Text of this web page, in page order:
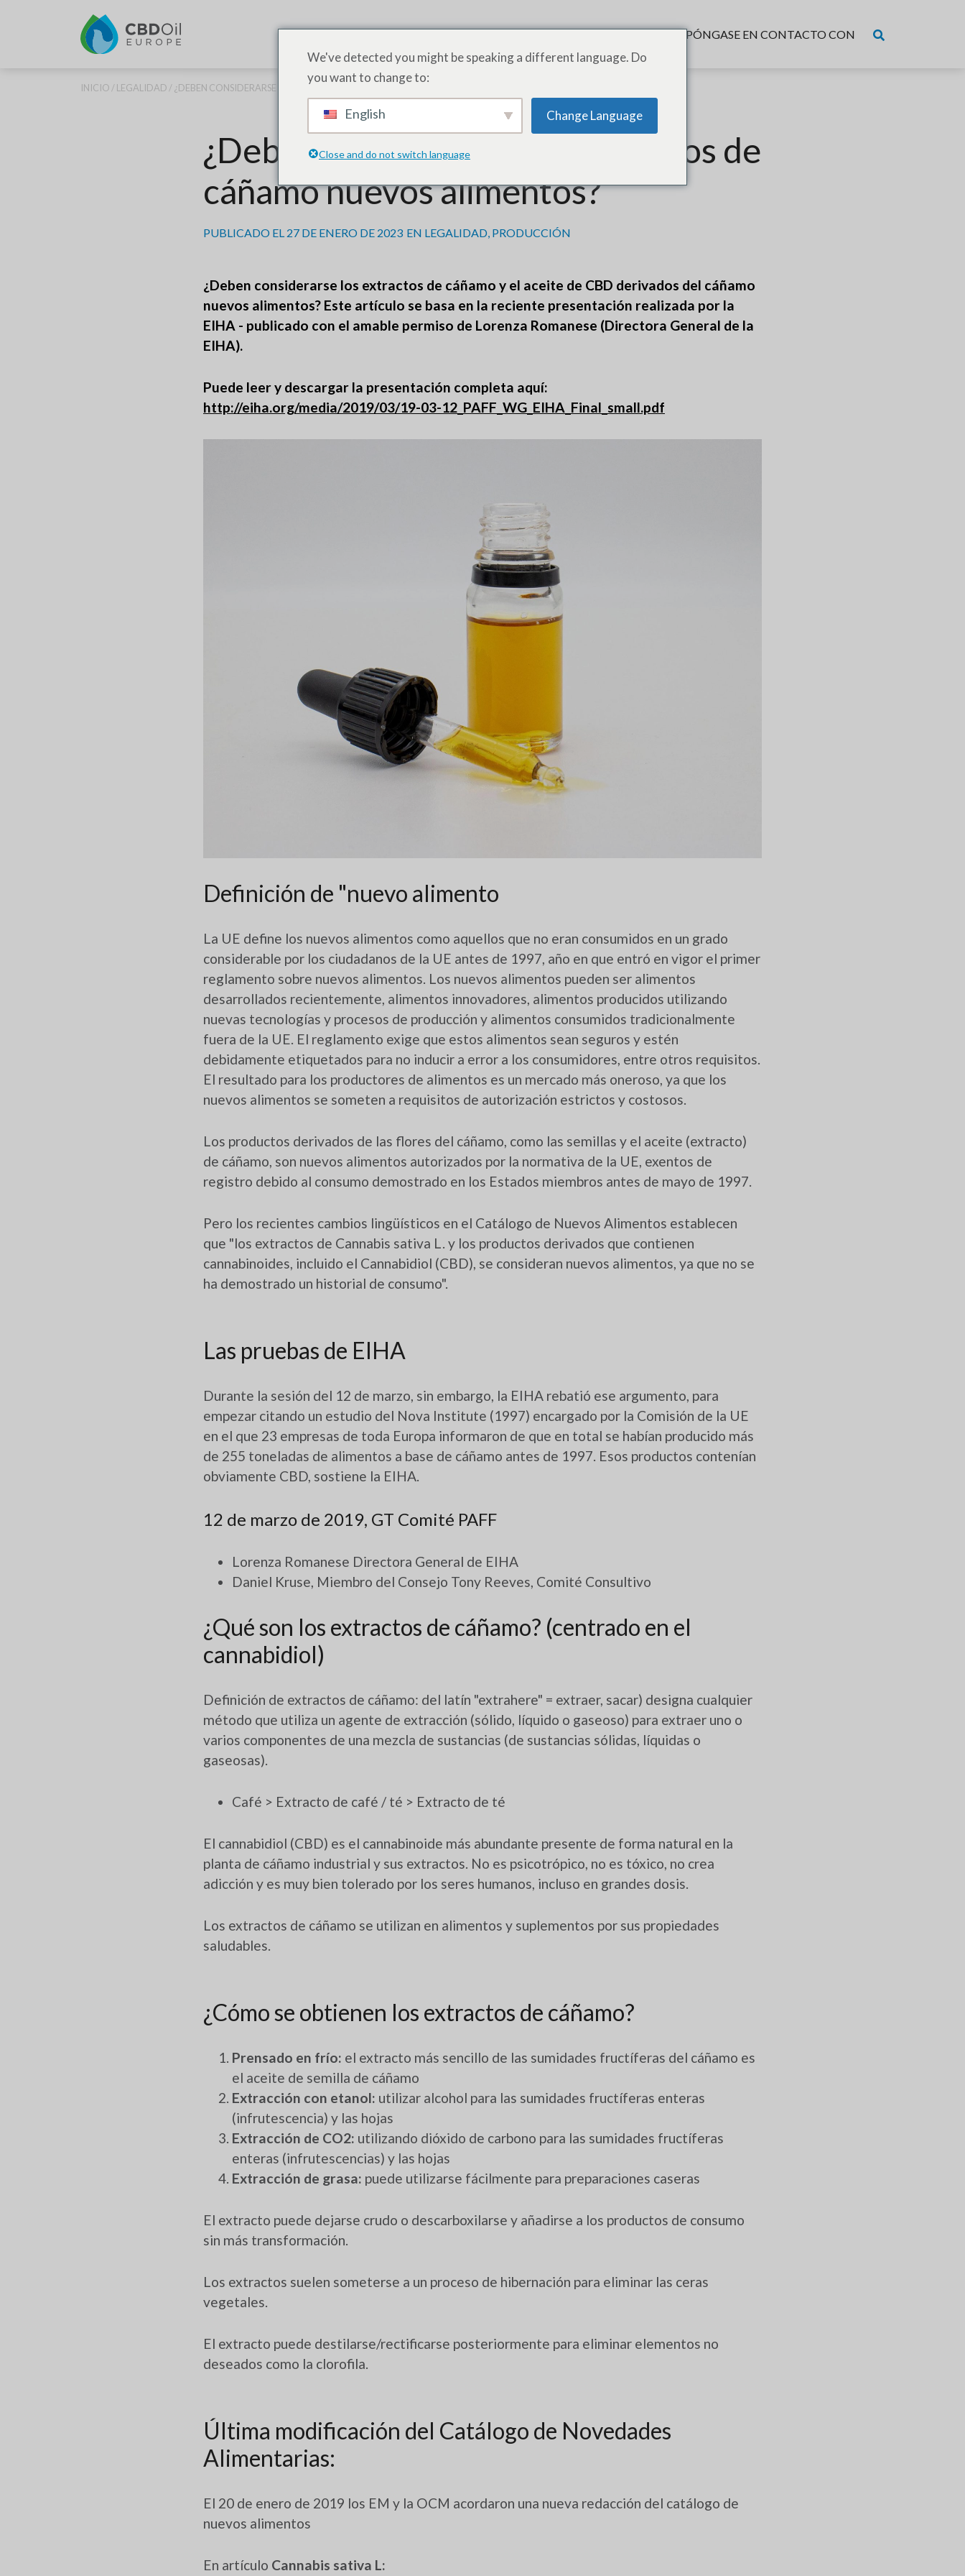
PRODUCTOS SERVICIOS ACADEMIA ACERCA DE PRECIOS PÓNGASE EN CONTACTO CON
INICIO / LEGALIDAD / ¿DEBEN CONSIDERARSE LOS EXTRACTOS DE CÁÑAMO NUEVOS ALIMENTOS?
¿Deben considerarse los extractos de
cáñamo nuevos alimentos?
PUBLICADO EL 27 DE ENERO DE 2023 EN LEGALIDAD PRODUCCIÓN
¿Deben considerarse los extractos de cáñamo y el aceite de CBD derivados del cáñamo
nuevos alimentos? Este artículo se basa en la reciente presentación realizada por la
EIHA - publicado con el amable permiso de Lorenza Romanese (Directora General de la
EIHA).
Puede leer y descargar la presentación completa aquí:
http://eiha.org/media/2019/03/19-03-12_PAFF_WG_EIHA_Final_small.pdf
Definición de "nuevo alimento
La UE define los nuevos alimentos como aquellos que no eran consumidos en un grado
considerable por los ciudadanos de la UE antes de 1997, año en que entró en vigor el primer
reglamento sobre nuevos alimentos. Los nuevos alimentos pueden ser alimentos
desarrollados recientemente, alimentos innovadores, alimentos producidos utilizando
nuevas tecnologías y procesos de producción y alimentos consumidos tradicionalmente
fuera de la UE. El reglamento exige que estos alimentos sean seguros y estén
debidamente etiquetados para no inducir a error a los consumidores, entre otros requisitos.
El resultado para los productores de alimentos es un mercado más oneroso, ya que los
nuevos alimentos se someten a requisitos de autorización estrictos y costosos.
Los productos derivados de las flores del cáñamo, como las semillas y el aceite (extracto)
de cáñamo, son nuevos alimentos autorizados por la normativa de la UE, exentos de
registro debido al consumo demostrado en los Estados miembros antes de mayo de 1997.
Pero los recientes cambios lingüísticos en el Catálogo de Nuevos Alimentos establecen
que "los extractos de Cannabis sativa L. y los productos derivados que contienen
cannabinoides, incluido el Cannabidiol (CBD), se consideran nuevos alimentos, ya que no se
ha demostrado un historial de consumo".
Las pruebas de EIHA
Durante la sesión del 12 de marzo, sin embargo, la EIHA rebatió ese argumento, para
empezar citando un estudio del Nova Institute (1997) encargado por la Comisión de la UE
en el que 23 empresas de toda Europa informaron de que en total se habían producido más
de 255 toneladas de alimentos a base de cáñamo antes de 1997. Esos productos contenían
obviamente CBD, sostiene la EIHA.
12 de marzo de 2019, GT Comité PAFF
Lorenza Romanese Directora General de EIHA
Daniel Kruse, Miembro del Consejo Tony Reeves, Comité Consultivo
¿Qué son los extractos de cáñamo? (centrado en el
cannabidiol)
Definición de extractos de cáñamo: del latín "extrahere" = extraer, sacar) designa cualquier
método que utiliza un agente de extracción (sólido, líquido o gaseoso) para extraer uno o
varios componentes de una mezcla de sustancias (de sustancias sólidas, líquidas o
gaseosas).
Café > Extracto de café / té > Extracto de té
El cannabidiol (CBD) es el cannabinoide más abundante presente de forma natural en la
planta de cáñamo industrial y sus extractos. No es psicotrópico, no es tóxico, no crea
adicción y es muy bien tolerado por los seres humanos, incluso en grandes dosis.
Los extractos de cáñamo se utilizan en alimentos y suplementos por sus propiedades
saludables.
¿Cómo se obtienen los extractos de cáñamo?
Prensado en frío: el extracto más sencillo de las sumidades fructíferas del cáñamo es
el aceite de semilla de cáñamo
Extracción con etanol: utilizar alcohol para las sumidades fructíferas enteras
(infrutescencia) y las hojas
Extracción de CO2: utilizando dióxido de carbono para las sumidades fructíferas
enteras (infrutescencias) y las hojas
Extracción de grasa: puede utilizarse fácilmente para preparaciones caseras
El extracto puede dejarse crudo o descarboxilarse y añadirse a los productos de consumo
sin más transformación.
Los extractos suelen someterse a un proceso de hibernación para eliminar las ceras
vegetales.
El extracto puede destilarse/rectificarse posteriormente para eliminar elementos no
deseados como la clorofila.
Última modificación del Catálogo de Novedades
Alimentarias:
El 20 de enero de 2019 los EM y la OCM acordaron una nueva redacción del catálogo de
nuevos alimentos
En artículo Cannabis sativa L:
We've detected you might be speaking a different language. Do
you want to change to:
English Change Language
Close and do not switch language